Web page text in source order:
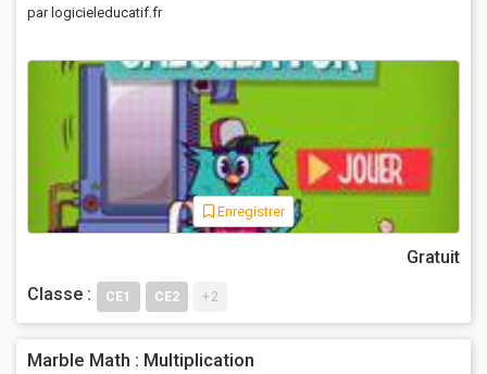
par logicieleducatif.fr
Enregistrer
Gratuit
Classe :
CE1 CE2 +2
Marble Math : Multiplication